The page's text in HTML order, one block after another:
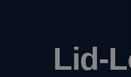
Lid-